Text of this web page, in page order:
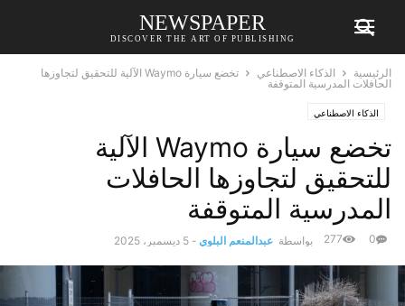
NEWSPAPER
DISCOVER THE ART OF PUBLISHING
الرئيسية الذكاء الاصطناعي
تخضع سيارة Waymo الآلية للتحقيق لتجاوزها
الحافلات المدرسية المتوقفة
الذكاء الاصطناعي
تخضع سيارة Waymo الآلية
للتحقيق لتجاوزها الحافلات
المدرسية المتوقفة
بواسطة عبدالمنعم البلوي - 5 ديسمبر، 2025 0
277